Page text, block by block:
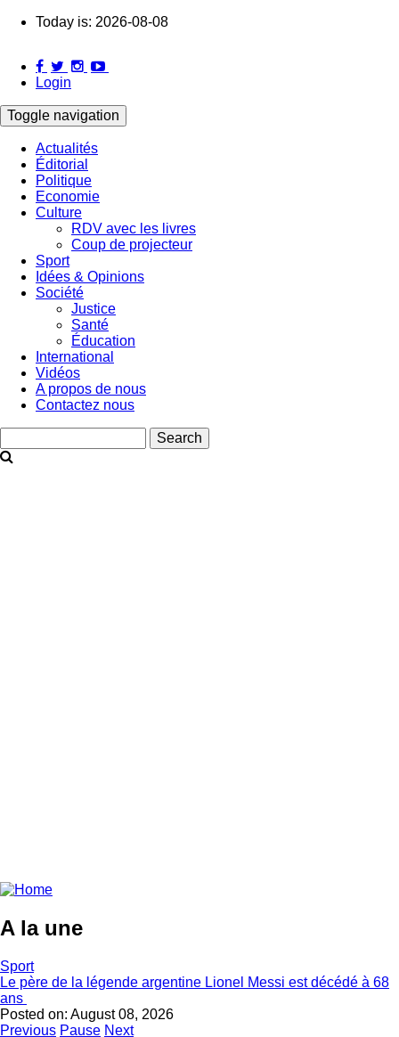
Skip
content
Today is: 2026-08-08
Login
Toggle navigation
Main
navigation
Actualités
Éditorial
Politique
Economie
Culture
RDV avec les livres
Coup de projecteur
Sport
Idées & Opinions
Société
Justice
Santé
Éducation
International
Vidéos
A propos de nous
Contactez nous
A la une
Sport
Le père de la légende argentine Lionel Messi est décédé à 68
ans
Posted on: August 08, 2026
Previous Pause Next